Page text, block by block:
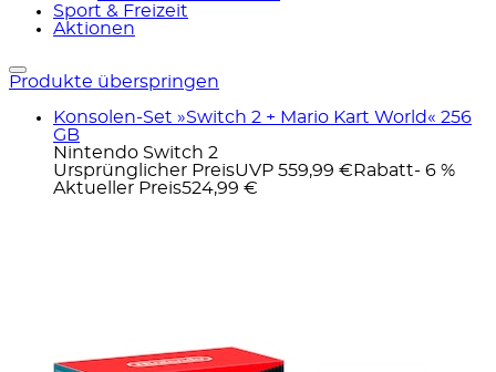
Sport & Freizeit
Aktionen
Produkte überspringen
Konsolen-Set »Switch 2 + Mario Kart World« 256
GB
Nintendo Switch 2
Ursprünglicher PreisUVP 559,99 € Rabatt- 6 %
Aktueller Preis524,99 €